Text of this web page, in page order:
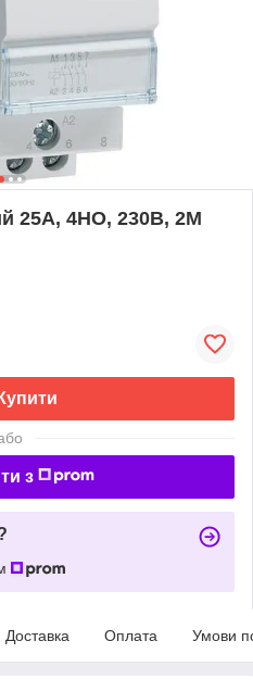
25А, 4НО, 230В, 2М
Купити
з
Доставка Оплата Умови